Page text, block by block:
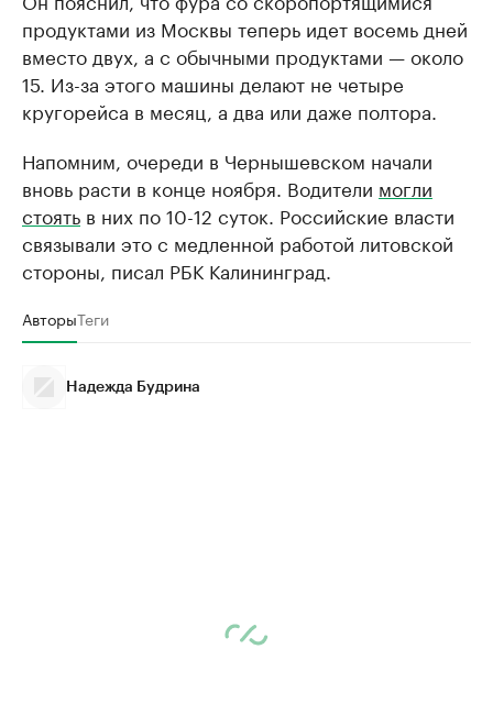
продуктами из Москвы теперь идет восемь дней
вместо двух, а с обычными продуктами — около
15. Из-за этого машины делают не четыре
кругорейса в месяц, а два или даже полтора.
Напомним, очереди в Чернышевском начали
вновь расти в конце ноября. Водители могли
стоять в них по 10-12 суток. Российские власти
связывали это с медленной работой литовской
стороны, писал РБК Калининград.
АвторыТеги
Надежда Будрина